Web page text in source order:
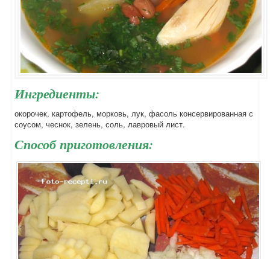
Ингредиенты:
окорочек, картофель, морковь, лук, фасоль консервированная с
соусом, чеснок, зелень, соль, лавровый лист.
Способ приготовления: